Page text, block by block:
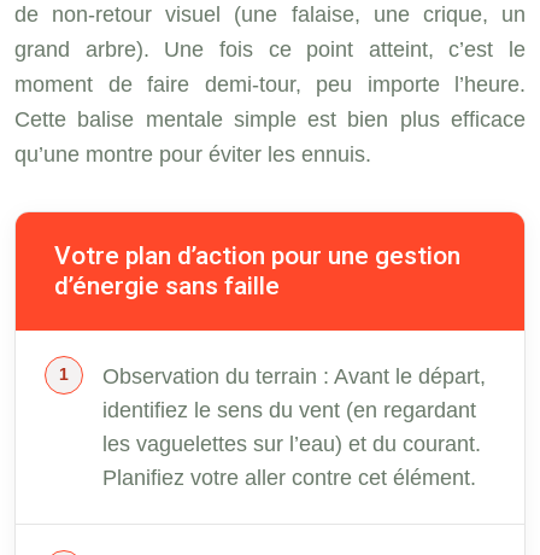
de non-retour visuel (une falaise, une crique, un
grand arbre). Une fois ce point atteint, c’est le
moment de faire demi-tour, peu importe l’heure.
Cette balise mentale simple est bien plus efficace
qu’une montre pour éviter les ennuis.
Votre plan d’action pour une gestion
d’énergie sans faille
Observation du terrain : Avant le départ,
identifiez le sens du vent (en regardant
les vaguelettes sur l’eau) et du courant.
Planifiez votre aller contre cet élément.